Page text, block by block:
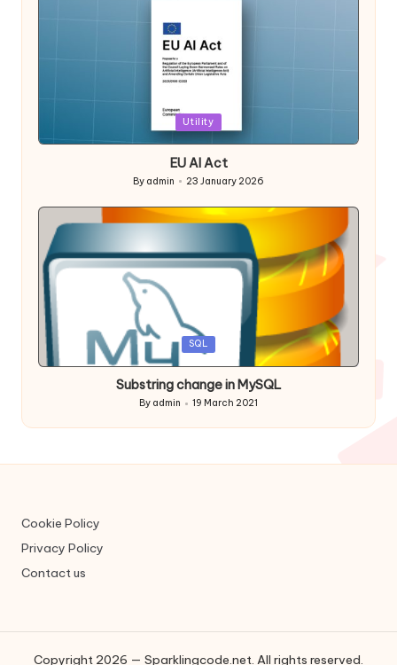
Utility
EU AI Act
Posted
By admin 23 January 2026
Posted
in
SQL
Substring change in MySQL
Posted
by
By admin 19 March 2021
Cookie Policy
Privacy Policy
Contact us
Copyright 2026 — Sparklingcode.net. All rights reserved.